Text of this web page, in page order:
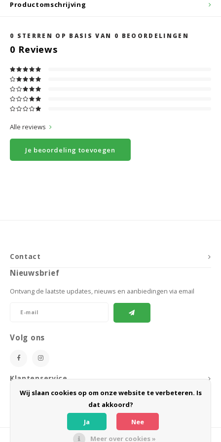
Productomschrijving
0 STERREN OP BASIS VAN 0 BEOORDELINGEN
0 Reviews
Alle reviews
Je beoordeling toevoegen
Contact
Nieuwsbrief
Ontvang de laatste updates, nieuws en aanbiedingen via email
Volg ons
Klantenservice
Wij slaan cookies op om onze website te verbeteren. Is
dat akkoord?
Ja
Nee
Meer over cookies »